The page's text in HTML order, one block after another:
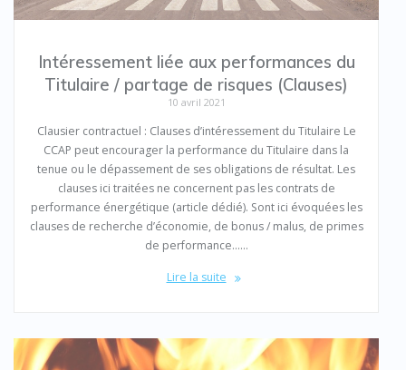
Intéressement liée aux performances du
Titulaire / partage de risques (Clauses)
10 avril 2021
Clausier contractuel : Clauses d’intéressement du Titulaire Le
CCAP peut encourager la performance du Titulaire dans la
tenue ou le dépassement de ses obligations de résultat. Les
clauses ici traitées ne concernent pas les contrats de
performance énergétique (article dédié). Sont ici évoquées les
clauses de recherche d’économie, de bonus / malus, de primes
de performance……
Lire la suite